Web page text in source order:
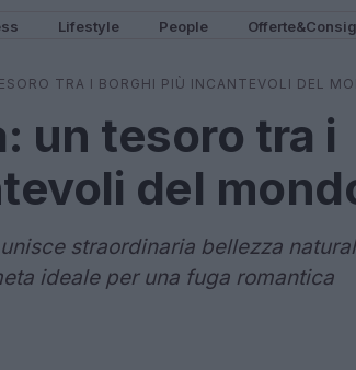
Lifestyle People
TRA I BORGHI PIÙ INCANTEVOLI DEL
un tesoro tra i
del
straordinaria bellezza
ideale per una fuga romantica